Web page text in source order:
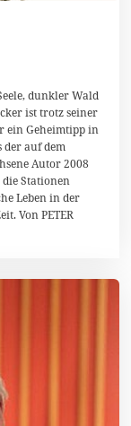
dunkler Wald
ist trotz seiner
ein Geheimtipp in
auf dem
Autor 2008
Stationen
Leben in der
Von PETER